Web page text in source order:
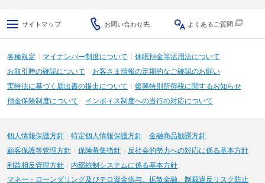
サイトマップ お問い合わせ先 よくあるご質問
各種規定 マイナンバー制度について
休眠預金等活用法について
お取引時の確認について
お客さま情報の定期的なご確認のお願い
実特法に基づく届出書の提出について
復興特別所得税に関するお知らせ
預金保険制度について
インボイス制度への当行の対応について
個人情報保護方針 特定個人情報保護方針
金融商品勧誘方針
顧客保護等管理方針
保険募集指針
反社会的勢力への対応に係る基本方針
利益相反管理方針
内部統制システムに係る基本方針
マネー・ローンダリング及びテロ資金供与、拡散金融、制裁違反リスク防止